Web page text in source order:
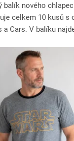
balík nového
celkem 10 kusů s
a Cars. V balíku